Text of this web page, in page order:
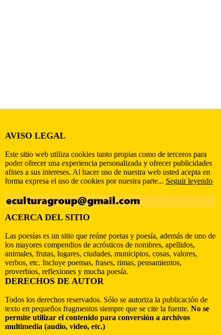
AVISO LEGAL
Este sitio web utiliza cookies tanto propias como de terceros para
poder ofrecer una experiencia personalizada y ofrecer publicidades
afines a sus intereses. Al hacer uso de nuestra web usted acepta en
forma expresa el uso de cookies por nuestra parte... Seguir leyendo
ACERCA DEL SITIO
Las poesías es un sitio que reúne poetas y poesía, además de uno de
los mayores compendios de acrósticos de nombres, apellidos,
animales, frutas, lugares, ciudades, municipios, cosas, valores,
verbos, etc. Incluye poemas, frases, rimas, pensamientos,
proverbios, reflexiones y mucha poesía.
DERECHOS DE AUTOR
Todos los derechos reservados. Sólo se autoriza la publicación de
texto en pequeños fragmentos siempre que se cite la fuente. No se
permite utilizar el contenido para conversión a archivos
multimedia (audio, video, etc.)